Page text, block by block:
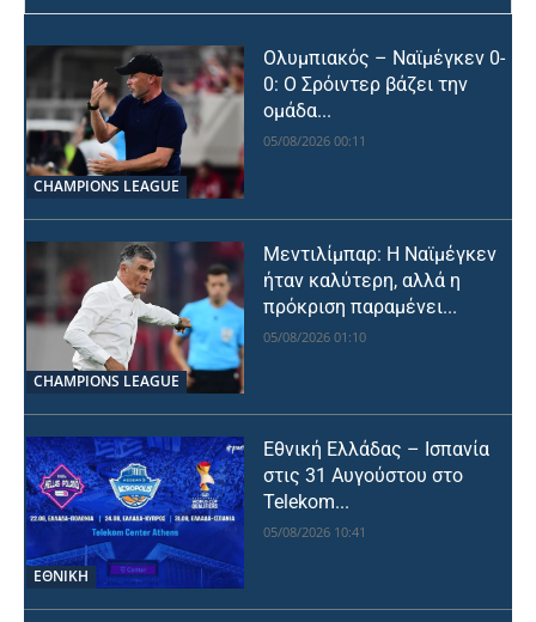
CHAMPIONS LEAGUE
Ολυμπιακός – Ναϊμέγκεν 0-
0: Ο Σρόιντερ βάζει την
ομάδα...
05/08/2026 00:11
CHAMPIONS LEAGUE
Μεντιλίμπαρ: Η Ναϊμέγκεν
ήταν καλύτερη, αλλά η
πρόκριση παραμένει...
05/08/2026 01:10
ΕΘΝΙΚΉ
Εθνική Ελλάδας – Ισπανία
στις 31 Αυγούστου στο
Telekom...
05/08/2026 10:41